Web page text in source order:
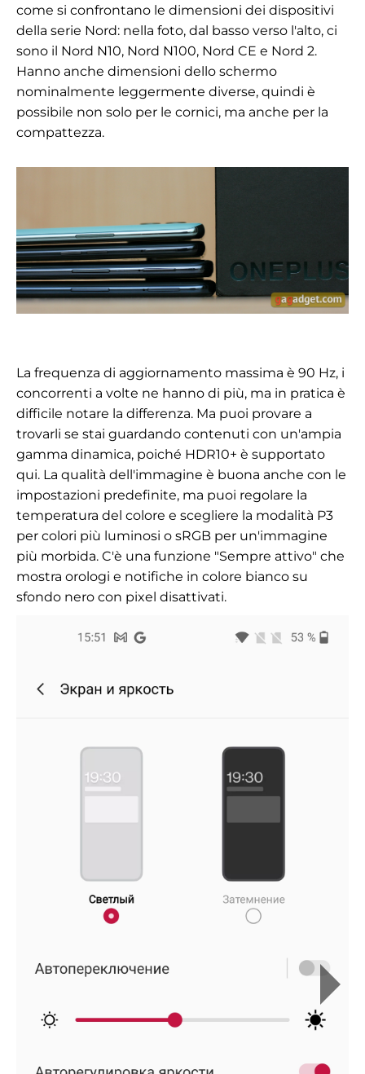
come si confrontano le dimensioni dei dispositivi
della serie Nord: nella foto, dal basso verso l'alto, ci
sono il Nord N10, Nord N100, Nord CE e Nord 2.
Hanno anche dimensioni dello schermo
nominalmente leggermente diverse, quindi è
possibile non solo per le cornici, ma anche per la
compattezza.
La frequenza di aggiornamento massima è 90 Hz, i
concorrenti a volte ne hanno di più, ma in pratica è
difficile notare la differenza. Ma puoi provare a
trovarli se stai guardando contenuti con un'ampia
gamma dinamica, poiché HDR10+ è supportato
qui. La qualità dell'immagine è buona anche con le
impostazioni predefinite, ma puoi regolare la
temperatura del colore e scegliere la modalità P3
per colori più luminosi o sRGB per un'immagine
più morbida. C'è una funzione "Sempre attivo" che
mostra orologi e notifiche in colore bianco su
sfondo nero con pixel disattivati.